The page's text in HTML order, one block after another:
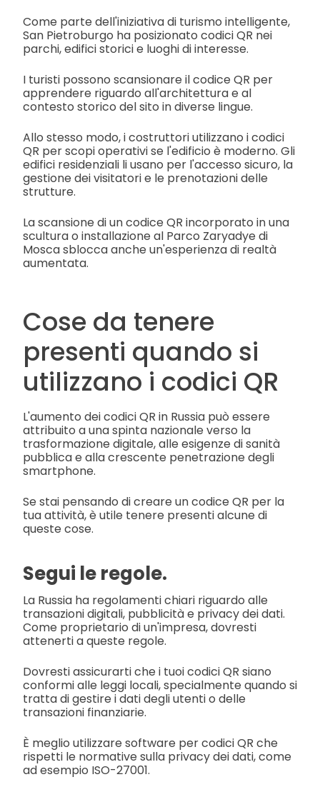
Come parte dell'iniziativa di turismo intelligente,
San Pietroburgo ha posizionato codici QR nei
parchi, edifici storici e luoghi di interesse.
I turisti possono scansionare il codice QR per
apprendere riguardo all'architettura e al
contesto storico del sito in diverse lingue.
Allo stesso modo, i costruttori utilizzano i codici
QR per scopi operativi se l'edificio è moderno. Gli
edifici residenziali li usano per l'accesso sicuro, la
gestione dei visitatori e le prenotazioni delle
strutture.
La scansione di un codice QR incorporato in una
scultura o installazione al Parco Zaryadye di
Mosca sblocca anche un'esperienza di realtà
aumentata.
Cose da tenere
presenti quando si
utilizzano i codici QR
L'aumento dei codici QR in Russia può essere
attribuito a una spinta nazionale verso la
trasformazione digitale, alle esigenze di sanità
pubblica e alla crescente penetrazione degli
smartphone.
Se stai pensando di creare un codice QR per la
tua attività, è utile tenere presenti alcune di
queste cose.
Segui le regole.
La Russia ha regolamenti chiari riguardo alle
transazioni digitali, pubblicità e privacy dei dati.
Come proprietario di un'impresa, dovresti
attenerti a queste regole.
Dovresti assicurarti che i tuoi codici QR siano
conformi alle leggi locali, specialmente quando si
tratta di gestire i dati degli utenti o delle
transazioni finanziarie.
È meglio utilizzare software per codici QR che
rispetti le normative sulla privacy dei dati, come
ad esempio ISO-27001.